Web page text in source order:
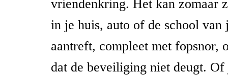
vriendenkring. Het kan zomaar
in je huis, auto of de school van
aantreft, compleet met fopsnor,
dat de beveiliging niet deugt.